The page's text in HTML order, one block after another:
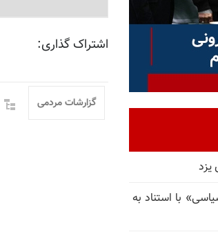
اشتراک گذاری:
گزارشات مردمی
یزد
با استناد به